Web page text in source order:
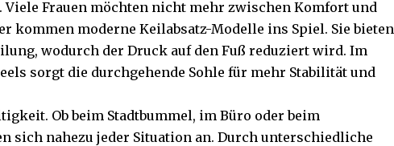
Frauen möchten nicht mehr zwischen Komfort und
kommen moderne Keilabsatz-Modelle ins Spiel. Sie bieten
wodurch der Druck auf den Fuß reduziert wird. Im
sorgt die durchgehende Sohle für mehr Stabilität und
Ob beim Stadtbummel, im Büro oder beim
sich nahezu jeder Situation an. Durch unterschiedliche